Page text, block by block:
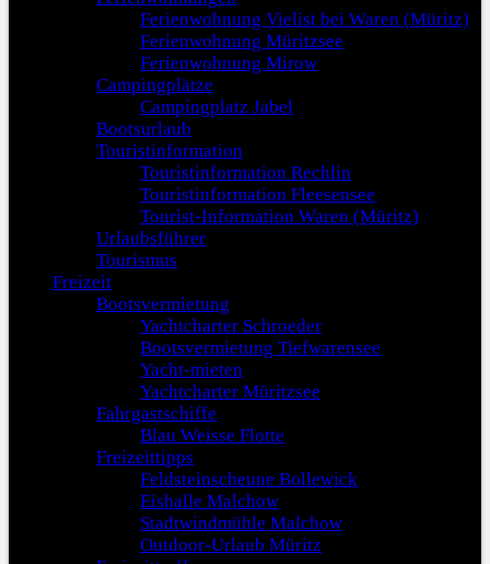
Ferienwohnung Vielist bei Waren (Müritz)
Ferienwohnung Müritzsee
Ferienwohnung Mirow
Campingplätze
Campingplatz Jabel
Bootsurlaub
Touristinformation
Touristinformation Rechlin
Touristinformation Fleesensee
Tourist-Information Waren (Müritz)
Urlaubsführer
Tourismus
Freizeit
Bootsvermietung
Yachtcharter Schroeder
Bootsvermietung Tiefwarensee
Yacht-mieten
Yachtcharter Müritzsee
Fahrgastschiffe
Blau Weisse Flotte
Freizeittipps
Feldsteinscheune Bollewick
Eishalle Malchow
Stadtwindmühle Malchow
Outdoor-Urlaub Müritz